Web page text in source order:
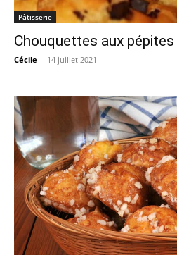
Pâtisserie
Chouquettes aux
Cécile - 14 juillet 2021